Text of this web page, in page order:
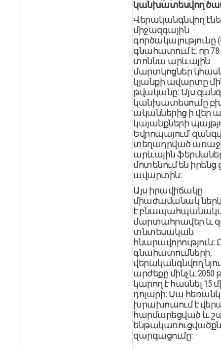
կանխատեսվող
Վերականգնվող
միջազգային
գործակալությունը
գնահատում է, որ 78
տոննա արևային
մարտկոցներ
կյանքի ավարտը
թվականը: Այս
կանխատեսումը
ականներից ի վեր
կայանքների
Եվրոպայում՝
տեղադրված
արևային
մոտենում են իրենց
ավարտին:
Այս իրավիճակը
միաժամանակ
է
մարտահրավեր և
տնտեսական
հնարավորություն:
գնահատումների,
վերականգնվող
արժեքը մինչև
կարող է հասնել 15
դոլարի: Սա
խրախուսում է
հարմարեցված և
զարգացումը: